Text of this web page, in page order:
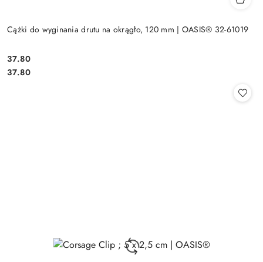
Cążki do wyginania drutu na okrągło, 120 mm | OASIS® 32-61019
Cena:
37.80
Cena:
37.80